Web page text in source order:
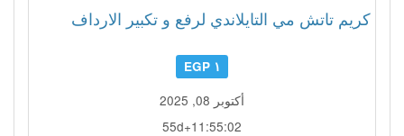
كريم تاتش مي التايلاندي لرفع و تكبير الارداف
١ EGP
أكتوبر 08, 2025
55d+11:55:01